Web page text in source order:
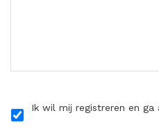
Ik wil mij registreren en